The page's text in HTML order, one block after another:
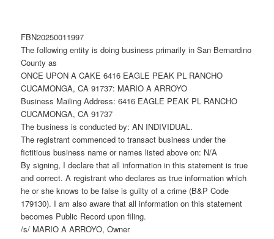
FBN20250011997
The following entity is doing business primarily in San Bernardino
County as
ONCE UPON A CAKE 6416 EAGLE PEAK PL RANCHO
CUCAMONGA, CA 91737: MARIO A ARROYO
Business Mailing Address: 6416 EAGLE PEAK PL RANCHO
CUCAMONGA, CA 91737
The business is conducted by: AN INDIVIDUAL.
The registrant commenced to transact business under the
fictitious business name or names listed above on: N/A
By signing, I declare that all information in this statement is true
and correct. A registrant who declares as true information which
he or she knows to be false is guilty of a crime (B&P Code
179130). I am also aware that all information on this statement
becomes Public Record upon filing.
/s/ MARIO A ARROYO, Owner